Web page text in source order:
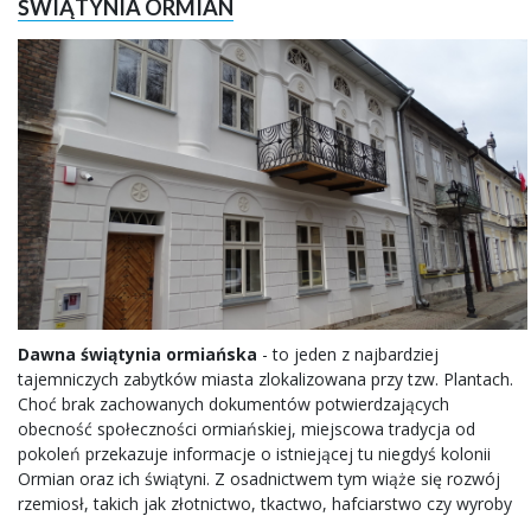
ŚWIĄTYNIA ORMIAN
Dawna świątynia ormiańska - to jeden z najbardziej
tajemniczych zabytków miasta zlokalizowana przy tzw. Plantach.
Choć brak zachowanych dokumentów potwierdzających
obecność społeczności ormiańskiej, miejscowa tradycja od
pokoleń przekazuje informacje o istniejącej tu niegdyś kolonii
Ormian oraz ich świątyni. Z osadnictwem tym wiąże się rozwój
rzemiosł, takich jak złotnictwo, tkactwo, hafciarstwo czy wyroby